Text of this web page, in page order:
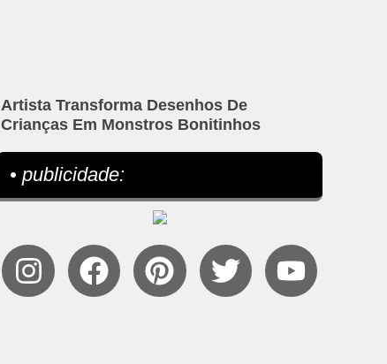
Artista Transforma Desenhos De
Crianças Em Monstros Bonitinhos
• publicidade: